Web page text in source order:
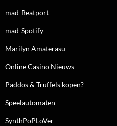
mad-Beatport
mad-Spotify
Marilyn Amaterasu
Online Casino Nieuws
Paddos & Truffels kopen?
Speelautomaten
SynthPoPLoVer